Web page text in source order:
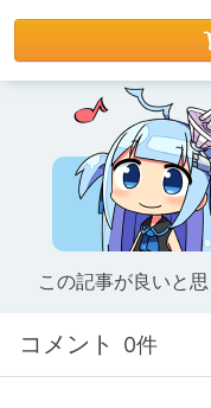
この記事が良いと
コメント 0件